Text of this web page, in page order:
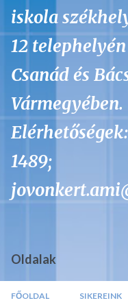
iskola
12
Csanád és
Vármegyében.
1489;
Oldalak
FŐOLDAL SIKEREINK